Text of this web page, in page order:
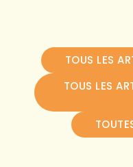
TOUS LES
TOUS LES